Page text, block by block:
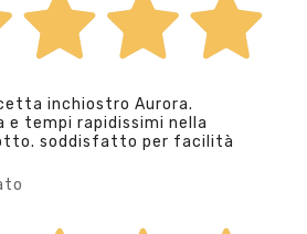
inchiostro Aurora.
e tempi rapidissimi nella
soddisfatto per facilità